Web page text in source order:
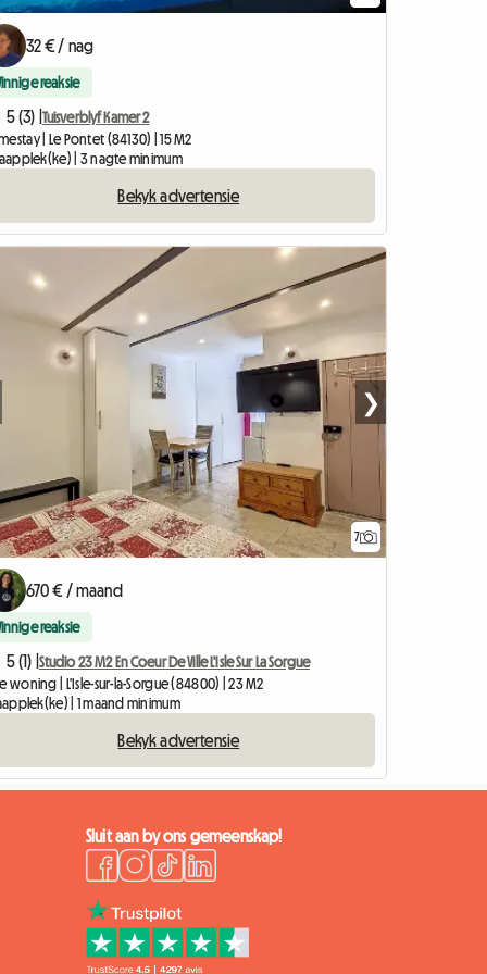
32 € / nag
reaksie
5 (3) | Tuisverblyf Kamer 2
| Le Pontet (84130) | 15 M2
| 3 nagte minimum
Bekyk advertensie
7
❯
670 € / maand
reaksie
5 (1) | Studio 23 M2 En Coeur De Ville L'Isle Sur La Sorgue
woning | L'Isle-sur-la-Sorgue (84800) | 23 M2
| 1 maand minimum
Bekyk advertensie
Sluit aan by ons gemeenskap!